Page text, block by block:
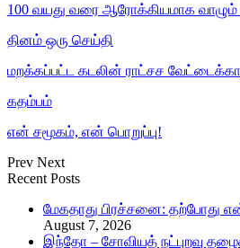
100 வயது வரை ஆரோக்கியமாக
தினம் ஒரு செய்தி
மறக்கப்பட்ட கடலின் ராட்சச
கதம்பம்
என் சமூகம், என் பொறுப்பு!
Prev Next
Recent Posts
மேகதாது பிரச்சனை: தற்போது
August 7, 2026
இந்தோ – சோவியத் நட்புறவு